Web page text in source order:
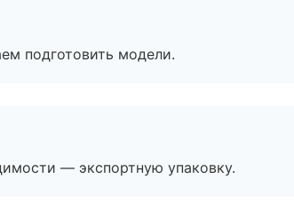
подготовить модели.
— экспортную упаковку.